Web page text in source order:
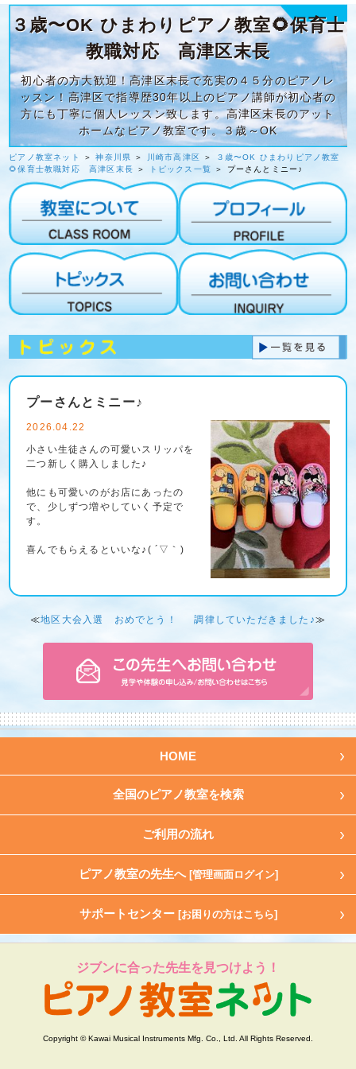
３歳〜OK ひまわりピアノ教室🌻保育士
教職対応 高津区末長
初心者の方大歓迎！高津区末長で充実の４５分のピアノレ
ッスン！高津区で指導歴30年以上のピアノ講師が初心者の
方にも丁寧に個人レッスン致します。高津区末長のアット
ホームなピアノ教室です。３歳～OK
ピアノ教室ネット ＞神奈川県 ＞ 川崎市高津区 ＞
３歳〜OK ひまわりピアノ教室
🌻保育士教職対応 高津区末長 ＞ トピックス一覧 ＞ プーさんとミニー♪
プーさんとミニー♪
2026.04.22
小さい生徒さんの可愛いスリッパを
二つ新しく購入しました♪
他にも可愛いのがお店にあったの
で、少しずつ増やしていく予定で
す。
喜んでもらえるといいな♪( ´▽｀)
≪地区大会入選 おめでとう！ 調律していただきました♪≫
HOME
全国のピアノ教室を検索
ご利用の流れ
ピアノ教室の先生へ [管理画面ログイン]
サポートセンター [お困りの方はこちら]
ジブンに合った先生を見つけよう！
Copyright © Kawai Musical Instruments Mfg. Co., Ltd. All Rights Reserved.